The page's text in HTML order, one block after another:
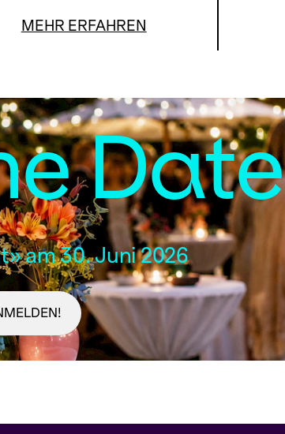
MEHR ERFAHREN
Date
am 30. Juni 2026